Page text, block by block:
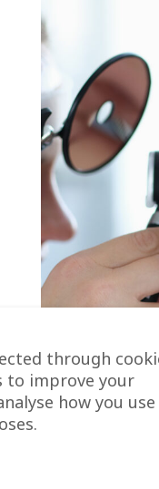
Отделение
through
to improve your
how you